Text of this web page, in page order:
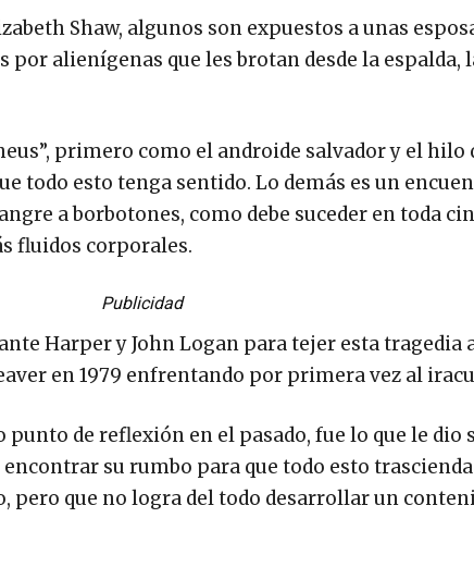
Shaw, algunos son expuestos a unas
alienígenas que les brotan desde la espalda,
primero como el androide salvador y el hilo
todo esto tenga sentido. Lo demás es un
a borbotones, como debe suceder en toda
fluidos corporales.
Publicidad
Harper y John Logan para tejer esta tragedia
en 1979 enfrentando por primera vez al
de reflexión en el pasado, fue lo que le dio
su rumbo para que todo esto
pero que no logra del todo desarrollar un